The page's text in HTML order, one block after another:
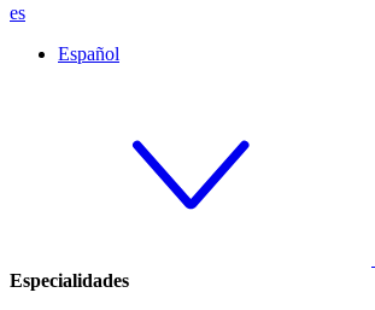
es
Español
Especialidades